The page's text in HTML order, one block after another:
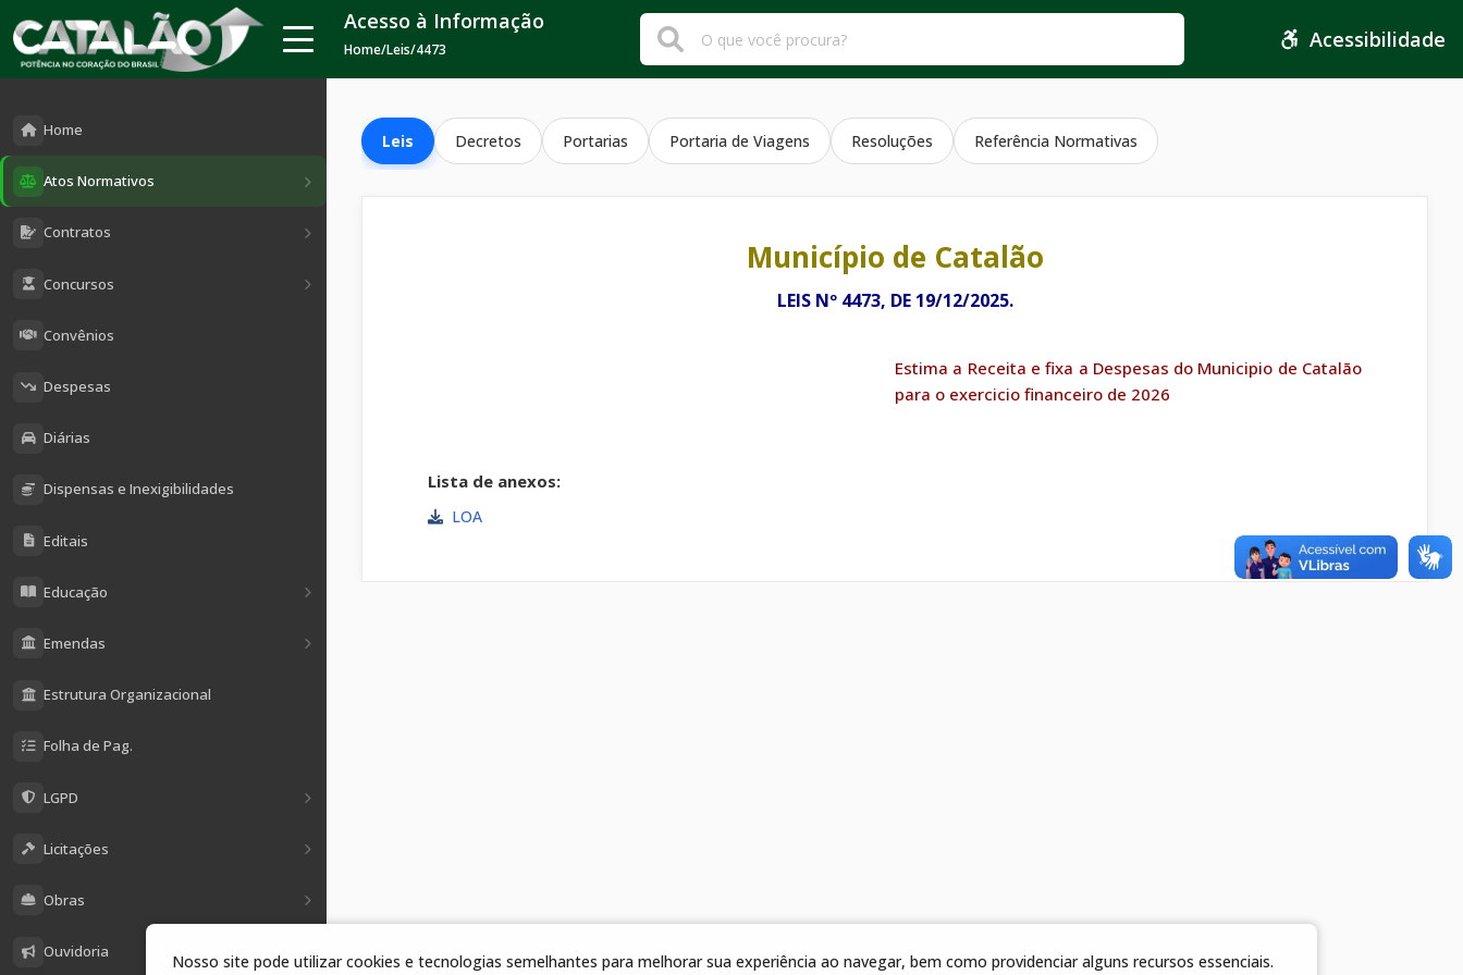
Home
Atos Normativos
Contratos
Concursos
Convênios
Despesas
Diárias
Dispensas e Inexigibilidades
Editais
Educação
Emendas
Estrutura Organizacional
Folha de Pag.
LGPD
Licitações
Obras
Ouvidoria
Acesso à Informação
Home/Leis/4473 Acessibilidade
Leis Decretos Portarias Portaria de Viagens Resoluções Referência Normativas
Município de Catalão
LEIS Nº 4473, DE 19/12/2025.
Estima a Receita e fixa a Despesas do Municipio de Catalão
para o exercicio financeiro de 2026
Lista de anexos:
LOA
Nosso site pode utilizar cookies e tecnologias semelhantes para melhorar sua experiência ao navegar, bem como providenciar alguns recursos essenciais.